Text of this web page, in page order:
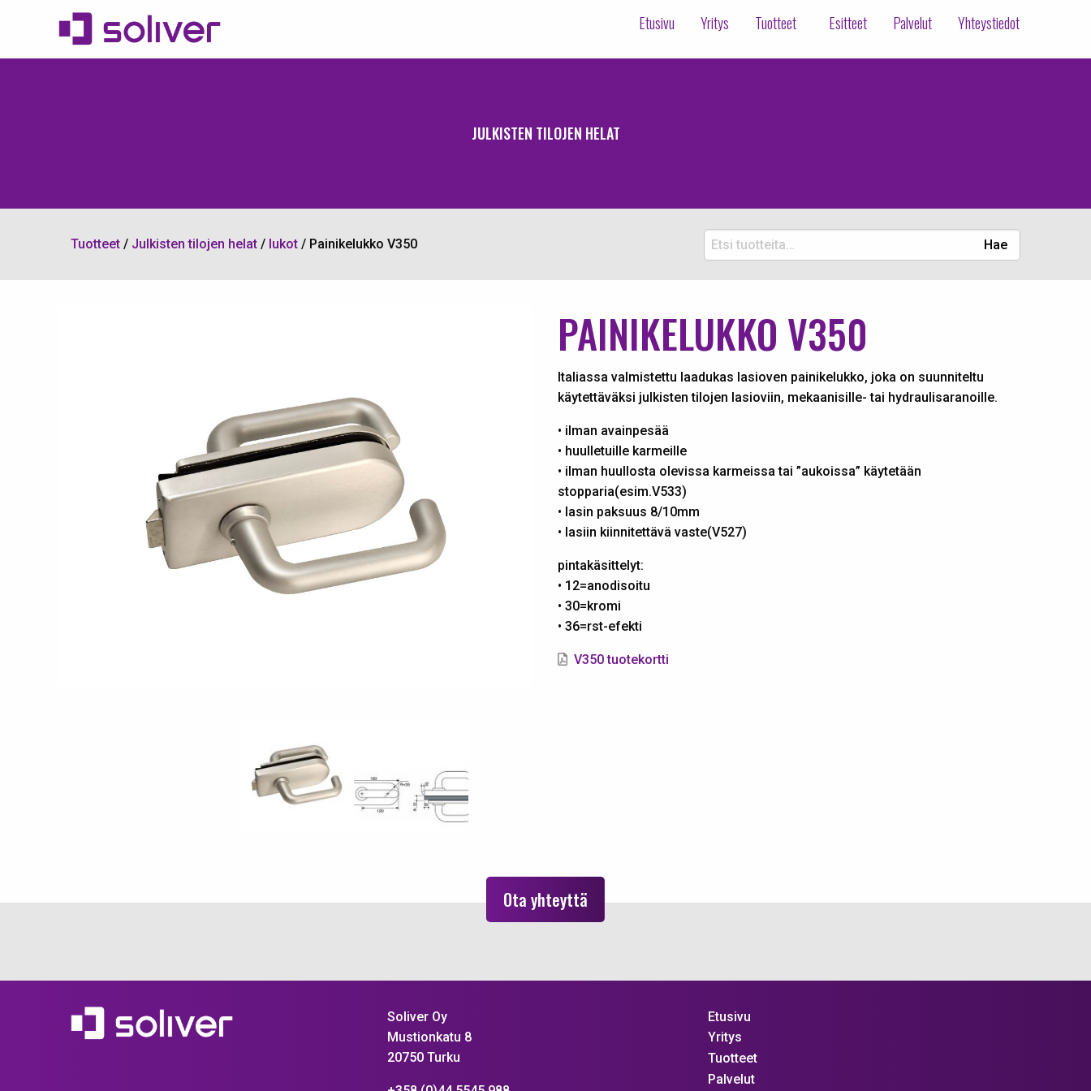
Etusivu Yritys Tuotteet Esitteet Palvelut Yhteystiedot
JULKISTEN TILOJEN HELAT
Tuotteet / Julkisten tilojen helat / lukot / Painikelukko V350
Etsi
tuotteita:
Hae
PAINIKELUKKO V350
Italiassa valmistettu laadukas lasioven painikelukko, joka on suunniteltu
käytettäväksi julkisten tilojen lasioviin, mekaanisille- tai hydraulisaranoille.
• ilman avainpesää
• huulletuille karmeille
• ilman huullosta olevissa karmeissa tai ”aukoissa” käytetään
stopparia(esim.V533)
• lasin paksuus 8/10mm
• lasiin kiinnitettävä vaste(V527)
pintakäsittelyt:
• 12=anodisoitu
• 30=kromi
• 36=rst-efekti
V350 tuotekortti
Ota yhteyttä
Soliver Oy
Mustionkatu 8
20750 Turku
Etusivu
Yritys
Tuotteet
Palvelut